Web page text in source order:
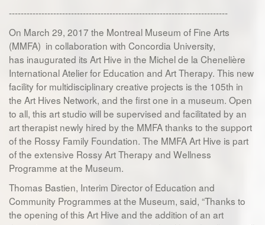
--------------------------------------------------------------------------
On March 29, 2017 the Montreal Museum of Fine Arts
(MMFA) in collaboration with Concordia University,
has inaugurated its Art Hive in the Michel de la Chenelière
International Atelier for Education and Art Therapy. This new
facility for multidisciplinary creative projects is the 105th in
the Art Hives Network, and the first one in a museum. Open
to all, this art studio will be supervised and facilitated by an
art therapist newly hired by the MMFA thanks to the support
of the Rossy Family Foundation. The MMFA Art Hive is part
of the extensive Rossy Art Therapy and Wellness
Programme at the Museum.
Thomas Bastien, Interim Director of Education and
Community Programmes at the Museum, said, “Thanks to
the opening of this Art Hive and the addition of an art